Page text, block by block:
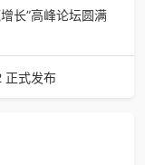
磅消息，国医大
长”高峰论坛圆满
长”高峰论坛圆满
“OPC・智合规
正式发布